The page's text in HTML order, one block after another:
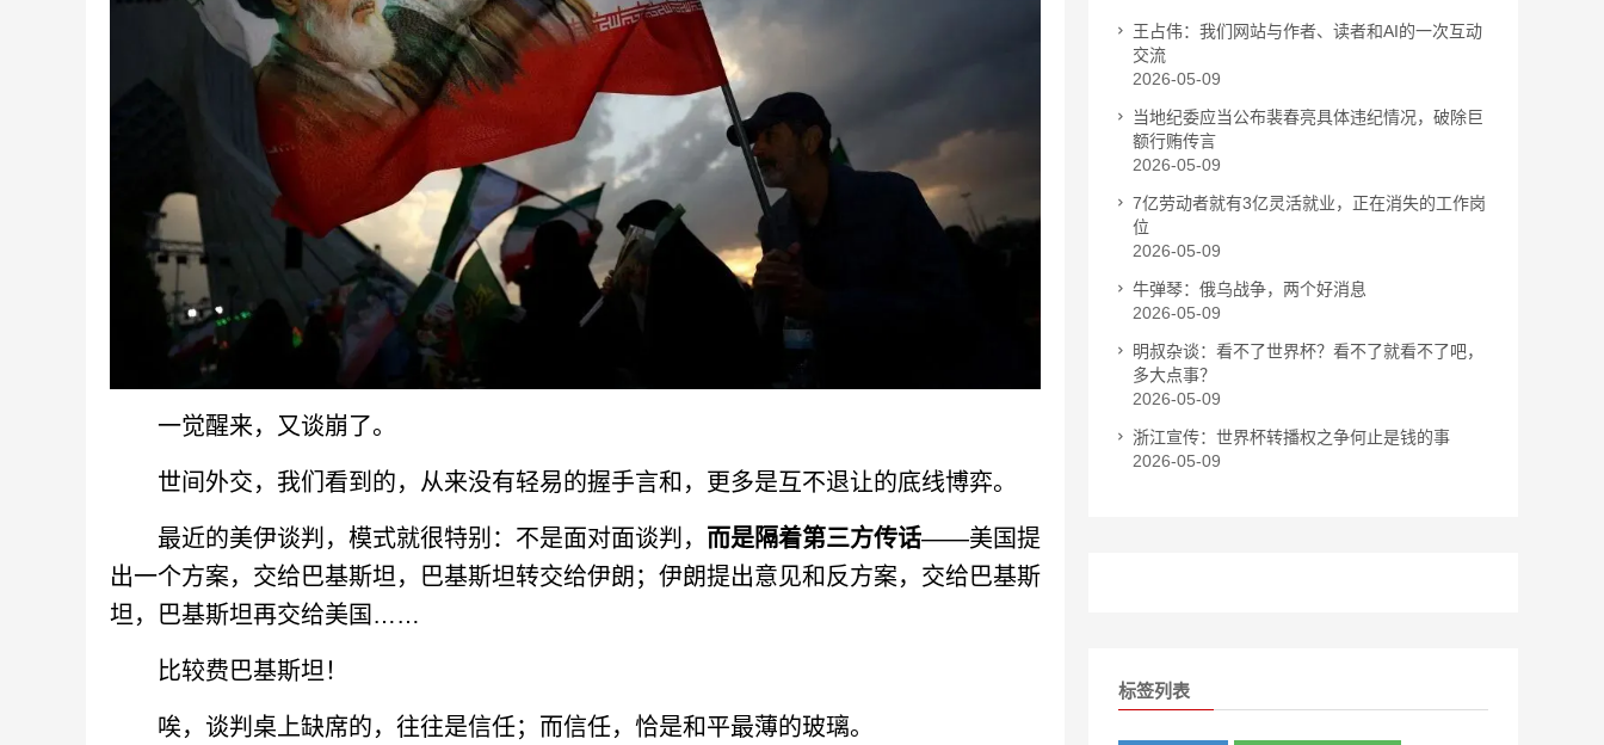
一觉醒来，又谈崩了。
世间外交，我们看到的，从来没有轻易的握手言和，更多是互不退让的底线博弈。
最近的美伊谈判，模式就很特别：不是面对面谈判， 而是隔着第三方传话——美国提
出一个方案，交给巴基斯坦，巴基斯坦转交给伊朗；伊朗提出意见和反方案，交给巴基斯
坦，巴基斯坦再交给美国……
比较费巴基斯坦！
唉，谈判桌上缺席的，往往是信任；而信任，恰是和平最薄的玻璃。
王占伟：我们网站与作者、读者和AI的一次互动
交流
2026-05-09
当地纪委应当公布裴春亮具体违纪情况，破除巨
额行贿传言
2026-05-09
7亿劳动者就有3亿灵活就业，正在消失的工作岗
位
2026-05-09
牛弹琴：俄乌战争，两个好消息
2026-05-09
明叔杂谈：看不了世界杯？看不了就看不了吧，
多大点事？
2026-05-09
浙江宣传：世界杯转播权之争何止是钱的事
2026-05-09
标签列表